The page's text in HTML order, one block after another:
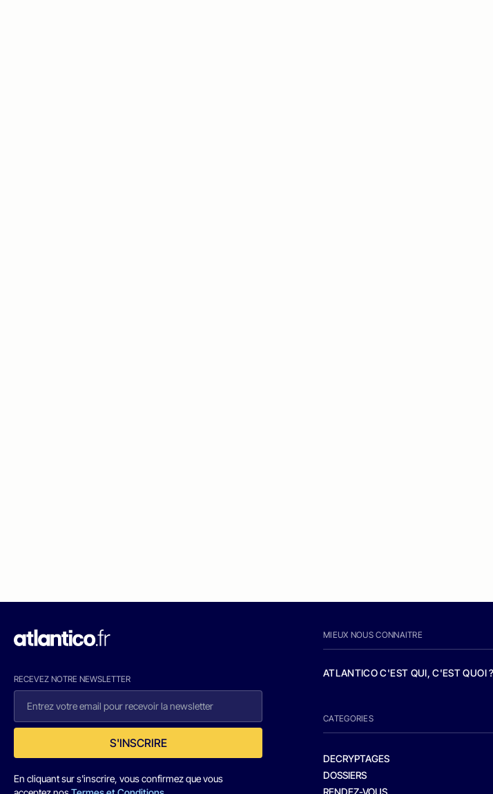
RECEVEZ NOTRE NEWSLETTER
S'INSCRIRE
En cliquant sur s'inscrire, vous confirmez que vous
MIEUX NOUS CONNAITRE
ATLANTICO C'EST QUI, C'EST QUOI ?
CATEGORIES
DECRYPTAGES
DOSSIERS
RENDEZ-VOUS